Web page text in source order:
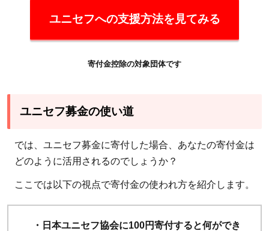
ユニセフへの支援方法を見てみる
寄付金控除の対象団体です
ユニセフ募金の使い道
では、ユニセフ募金に寄付した場合、あなたの寄付金は
どのように活用されるのでしょうか？
ここでは以下の視点で寄付金の使われ方を紹介します。
・日本ユニセフ協会に100円寄付すると何ができ